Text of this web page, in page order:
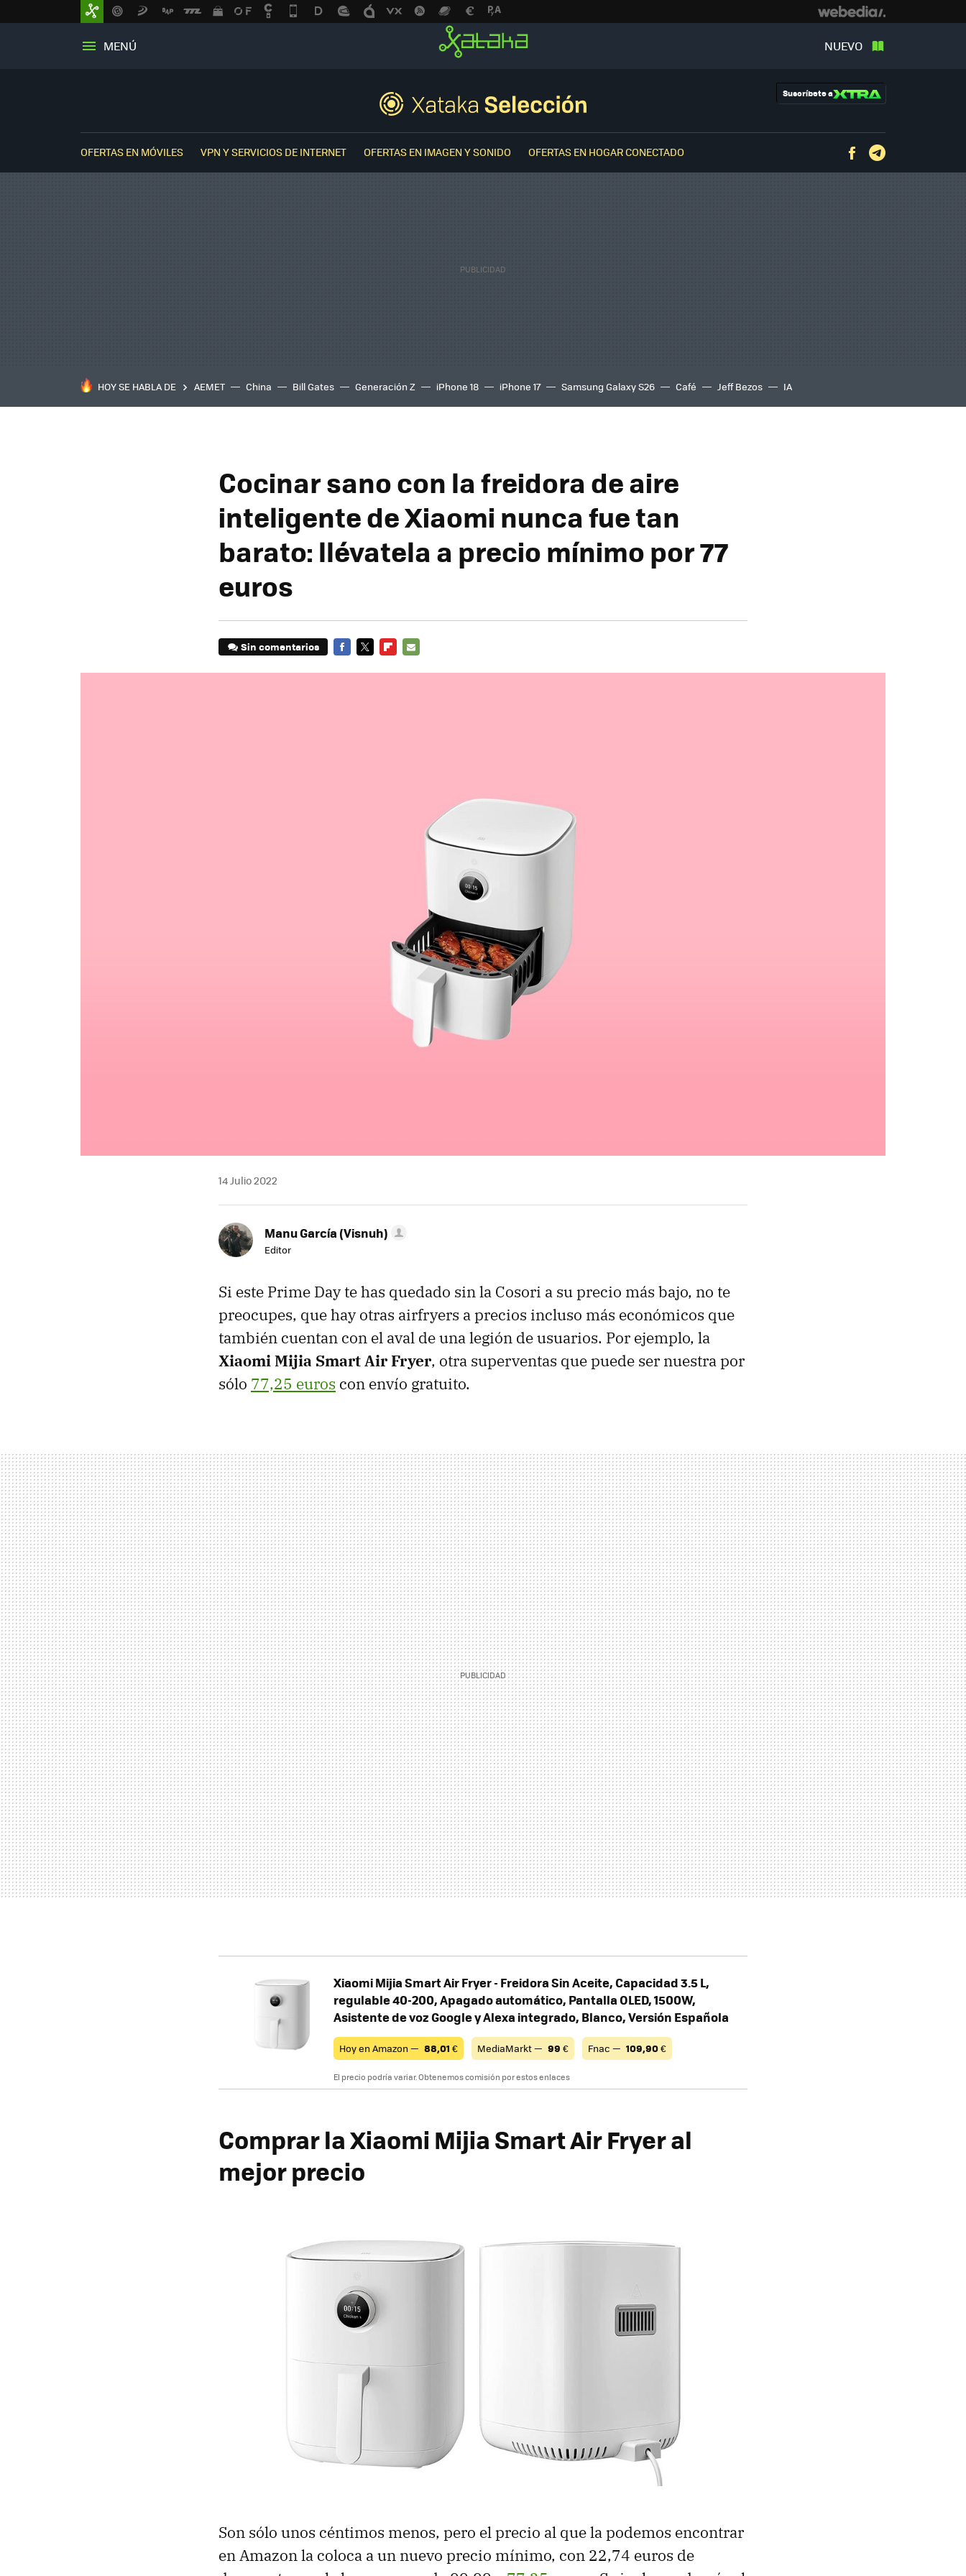
MENÚ NUEVO
Suscríbete a
OFERTAS EN MÓVILES VPN Y SERVICIOS DE INTERNET OFERTAS EN IMAGEN Y SONIDO OFERTAS EN HOGAR CONECTADO Facebook
HOY SE HABLA DE AEMET China Bill Gates Generación Z iPhone 18 iPhone 17 Samsung Galaxy S26 Café Jeff Bezos IA
Cocinar sano con la freidora de aire
inteligente de Xiaomi nunca fue tan
barato: llévatela a precio mínimo por 77
euros
Sin comentarios
14 Julio 2022
Manu García (Visnuh)
Editor
Si este Prime Day te has quedado sin la Cosori a su precio más bajo, no te
preocupes, que hay otras airfryers a precios incluso más económicos que
también cuentan con el aval de una legión de usuarios. Por ejemplo, la
Xiaomi Mijia Smart Air Fryer, otra superventas que puede ser nuestra por
sólo 77,25 euros con envío gratuito.
Xiaomi Mijia Smart Air Fryer - Freidora Sin Aceite, Capacidad 3.5 L,
regulable 40-200, Apagado automático, Pantalla OLED, 1500W,
Asistente de voz Google y Alexa integrado, Blanco, Versión Española
Hoy en Amazon — 88,01 € MediaMarkt — 99 € Fnac — 109,90€
El precio podría variar. Obtenemos comisión por estos enlaces
Comprar la Xiaomi Mijia Smart Air Fryer al
mejor precio
Son sólo unos céntimos menos, pero el precio al que la podemos encontrar
en Amazon la coloca a un nuevo precio mínimo, con 22,74 euros de